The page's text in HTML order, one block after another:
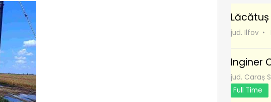
jud. Ilfov
Inginer
jud. Caraș
Full Time